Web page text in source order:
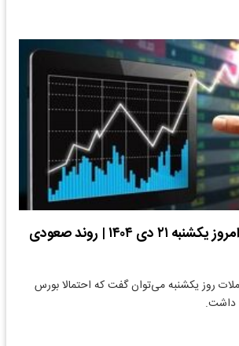
پیش‌بینی بورس امروز یکشنبه ۲۱ دی ۱۴۰۴ | روند صعودی
روز یکشنبه می‌توان گفت که احتمالا بورس
داشت.